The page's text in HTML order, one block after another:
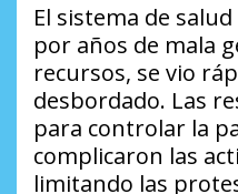
El sistema de
por años de mala
recursos, se vio
desbordado. Las
para controlar la
complicaron las
limitando las